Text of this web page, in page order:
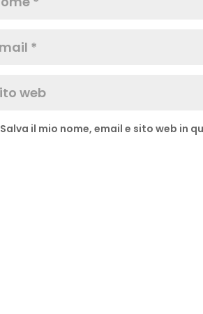
Salva il mio nome, email e sito web in